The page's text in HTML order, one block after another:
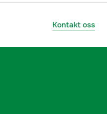
5707549486030
Kontakt oss